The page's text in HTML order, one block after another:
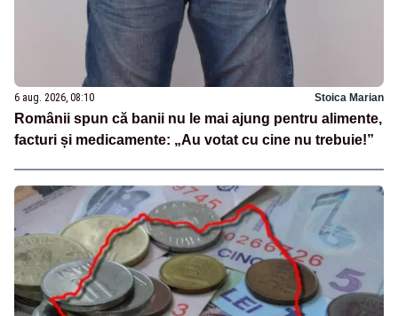
6 aug. 2026, 08:10 Stoica Marian
Românii spun că banii nu le mai ajung pentru alimente,
facturi și medicamente: „Au votat cu cine nu trebuie!”